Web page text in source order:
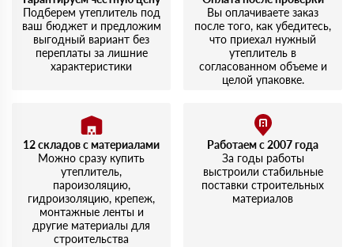
удивило. Упаковка целая, никаких повреждений.
Подберем утеплитель под
ваш бюджет и предложим
выгодный вариант без
переплаты за лишние
характеристики
Вы оплачиваете заказ
после того, как убедитесь,
что приехал нужный
утеплитель в
согласованном объеме и
целой упаковке.
12 складов с материалами
Можно сразу купить
утеплитель,
пароизоляцию,
гидроизоляцию, крепеж,
монтажные ленты и
другие материалы для
строительства
Работаем с 2007 года
За годы работы
выстроили стабильные
поставки строительных
материалов